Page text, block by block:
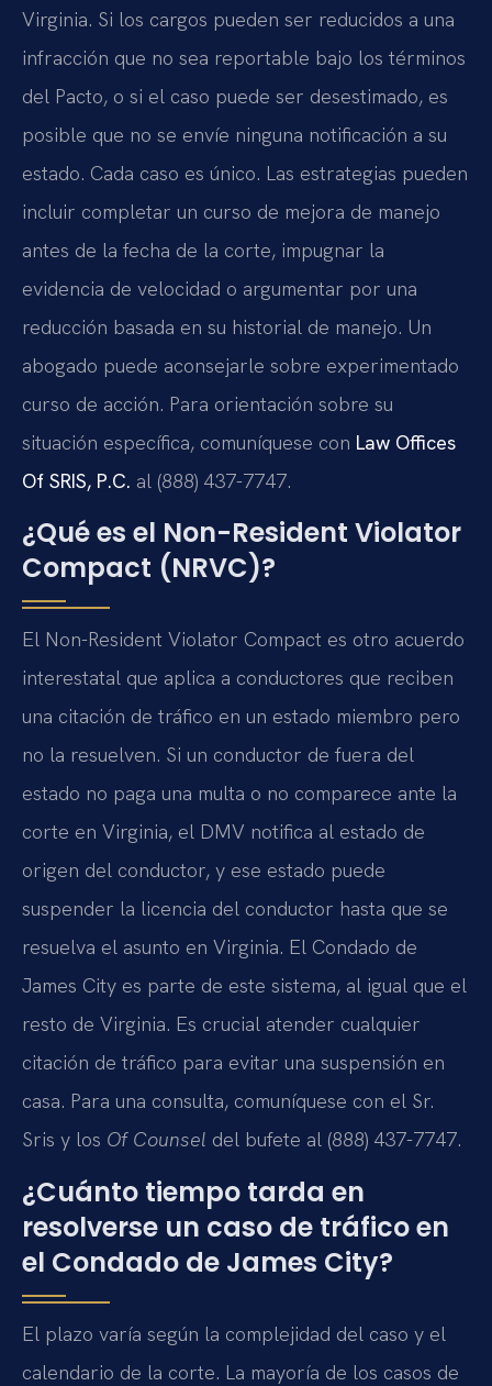
Virginia. Si los cargos pueden ser reducidos a una
infracción que no sea reportable bajo los términos
del Pacto, o si el caso puede ser desestimado, es
posible que no se envíe ninguna notificación a su
estado. Cada caso es único. Las estrategias pueden
incluir completar un curso de mejora de manejo
antes de la fecha de la corte, impugnar la
evidencia de velocidad o argumentar por una
reducción basada en su historial de manejo. Un
abogado puede aconsejarle sobre experimentado
curso de acción. Para orientación sobre su
situación específica, comuníquese con Law Offices
Of SRIS, P.C. al (888) 437-7747.
¿Qué es el Non-Resident Violator
Compact (NRVC)?
El Non-Resident Violator Compact es otro acuerdo
interestatal que aplica a conductores que reciben
una citación de tráfico en un estado miembro pero
no la resuelven. Si un conductor de fuera del
estado no paga una multa o no comparece ante la
corte en Virginia, el DMV notifica al estado de
origen del conductor, y ese estado puede
suspender la licencia del conductor hasta que se
resuelva el asunto en Virginia. El Condado de
James City es parte de este sistema, al igual que el
resto de Virginia. Es crucial atender cualquier
citación de tráfico para evitar una suspensión en
casa. Para una consulta, comuníquese con el Sr.
Sris y los Of Counsel del bufete al (888) 437-7747.
¿Cuánto tiempo tarda en
resolverse un caso de tráfico en
el Condado de James City?
El plazo varía según la complejidad del caso y el
calendario de la corte. La mayoría de los casos de